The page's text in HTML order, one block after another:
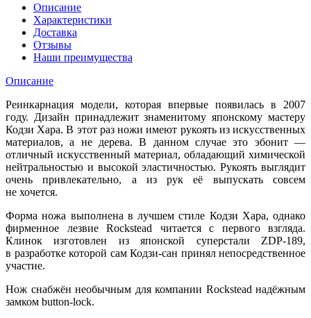
Описание
Характеристики
Доставка
Отзывы
Наши преимущества
Описание
Реинкарнация модели, которая впервые появилась в 2007
году. Дизайн принадлежит знаменитому японскому мастеру
Кодзи Хара. В этот раз ножи имеют рукоять из искусственных
материалов, а не дерева. В данном случае это эбонит —
отличный искусственный материал, обладающий химической
нейтральностью и высокой эластичностью. Рукоять выглядит
очень привлекательно, а из рук её выпускать совсем
не хочется.
Форма ножа выполнена в лучшем стиле Кодзи Хара, однако
фирменное лезвие Rockstead читается с первого взгляда.
Клинок изготовлен из японской суперстали ZDP-189,
в разработке которой сам Кодзи-сан принял непосредственное
участие.
Нож снабжён необычным для компании Rockstead надёжным
замком button-lock.